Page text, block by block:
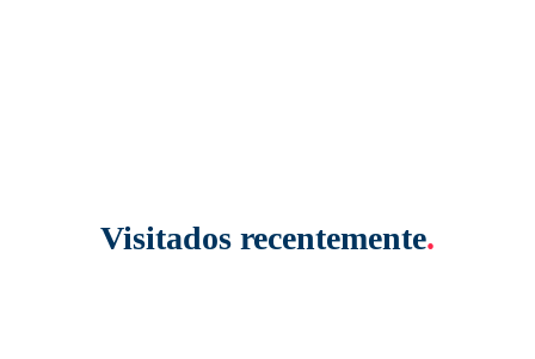
Visitados recentemente.